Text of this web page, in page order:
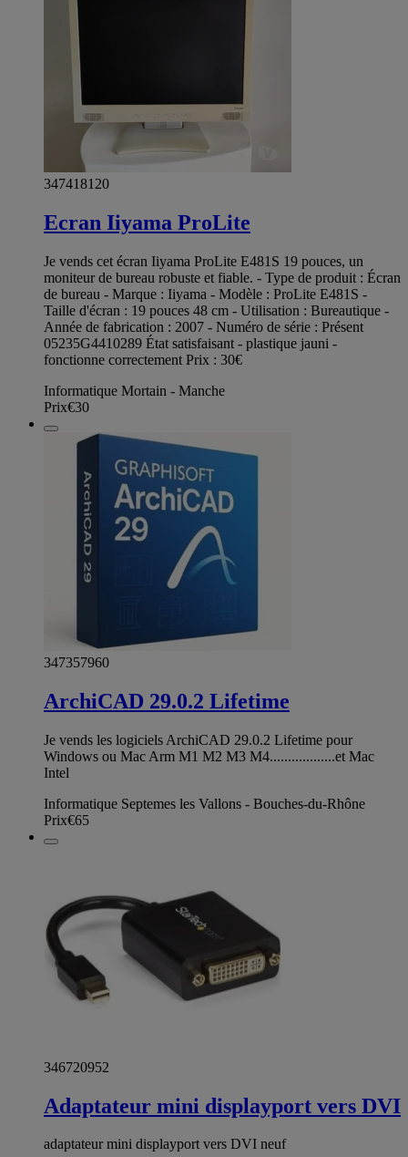
347418120
Ecran Iiyama ProLite
Je vends cet écran Iiyama ProLite E481S 19 pouces, un
moniteur de bureau robuste et fiable. - Type de produit : Écran
de bureau - Marque : Iiyama - Modèle : ProLite E481S -
Taille d'écran : 19 pouces 48 cm - Utilisation : Bureautique -
Année de fabrication : 2007 - Numéro de série : Présent
05235G4410289 État satisfaisant - plastique jauni -
fonctionne correctement Prix : 30€
Informatique Mortain - Manche
Prix€30
347357960
ArchiCAD 29.0.2 Lifetime
Je vends les logiciels ArchiCAD 29.0.2 Lifetime pour
Windows ou Mac Arm M1 M2 M3 M4..................et Mac
Intel
Informatique Septemes les Vallons - Bouches-du-Rhône
Prix€65
346720952
Adaptateur mini displayport vers DVI
adaptateur mini displayport vers DVI neuf